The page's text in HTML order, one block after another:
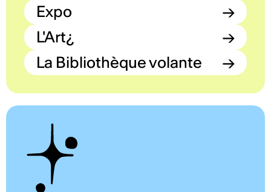
Expo
→
L'Art¿
→
La Bibliothèque volante
→